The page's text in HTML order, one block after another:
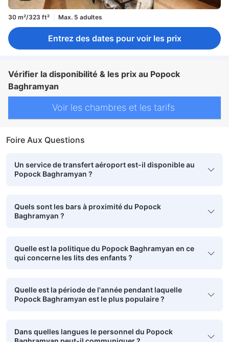
30 m²/323 ft² Max. 5 adultes
Entrez des dates pour voir les prix
Vérifier la disponibilité & les prix au Popock
Baghramyan
Voir les chambres et les tarifs
Foire Aux Questions
Un service de transfert aéroport est-il disponible au
Popock Baghramyan ?
Quels sont les bars à proximité du Popock
Baghramyan ?
Quelle est la politique du Popock Baghramyan en ce
qui concerne les lits des enfants ?
Quelle est la période de l'année pendant laquelle
Popock Baghramyan est le plus populaire ?
Dans quelles langues le personnel du Popock